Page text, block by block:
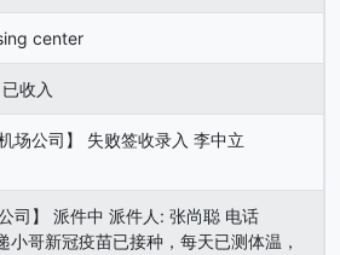
center
收入
场公司】 失败签收录入 李中立
司】 派件中 派件人: 张尚聪 电话
哥新冠疫苗已接种，每天已测体温，